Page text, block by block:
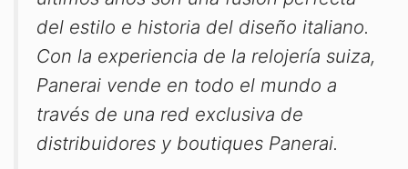
del estilo e historia del diseño italiano.
Con la experiencia de la relojería suiza,
Panerai vende en todo el mundo a
través de una red exclusiva de
distribuidores y boutiques Panerai.